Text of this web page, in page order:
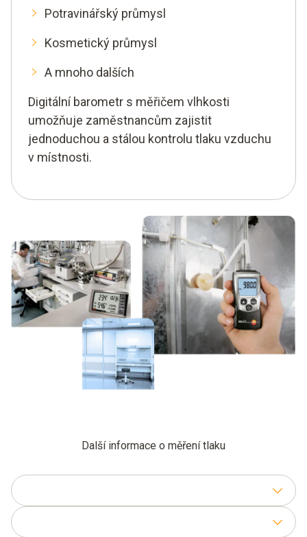
Potravinářský průmysl
Kosmetický průmysl
A mnoho dalších
Digitální barometr s měřičem vlhkosti
umožňuje zaměstnancům zajistit
jednoduchou a stálou kontrolu tlaku vzduchu
v místnosti.
Další informace o měření tlaku